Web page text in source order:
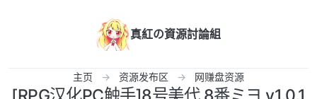
真紅の資源討論組
主页 资源发布区 网赚盘资源